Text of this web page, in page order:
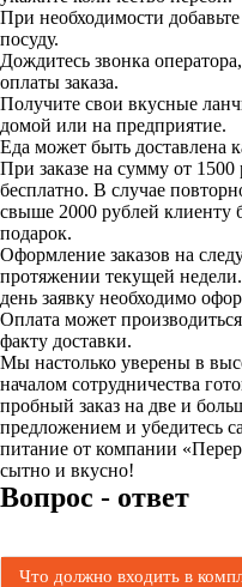
При необходимости
посуду.
Дождитесь звонка
оплаты заказа.
Получите свои вкусные
домой или на предприятие.
Еда может быть доставлена
При заказе на сумму от
бесплатно. В случае
свыше 2000 рублей клиенту
подарок.
Оформление заказов на
протяжении текущей
день заявку необходимо
Оплата может
факту доставки.
Мы настолько уверены в
началом сотрудничества
пробный заказ на две и
предложением и убедитесь
питание от компании
сытно и вкусно!
Вопрос - ответ
Что должно входить в